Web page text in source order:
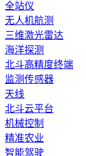
全站仪
无人机航测
三维激光雷达
海洋探测
北斗高精度终端
监测传感器
天线
北斗云平台
机械控制
精准农业
智能驾驶